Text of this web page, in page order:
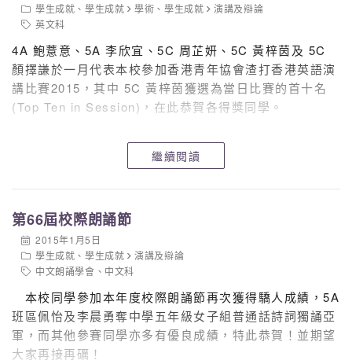
學生成就 、學生成就 學術 、學生成就
演講及辯論
英文科
4A 鮑薏意、5A 李欣宜、5C 周芷妍、5C 黃梓茵及 5C
顏擇謙於一月代表本校參加香港青年協會渣打香港英語演
講比賽2015，其中 5C 黃梓茵獲選為當日比賽的首十名
(Top Ten in Session)，在此恭賀各得獎同學。
繼續閱讀
第66屆校際朗誦節
2015年1月5日
學生成就 、學生成就
演講及辯論
中文朗誦學會 、 中文科
本校同學參加本年度校際朗誦節再次獲得驕人成績，5A
班區佩怡及李晨勇奪中學五年級女子組普通話詩詞獨誦亞
軍，而其他參賽同學亦多有優良成績，特此恭賀！並期望
大家再接再礪！